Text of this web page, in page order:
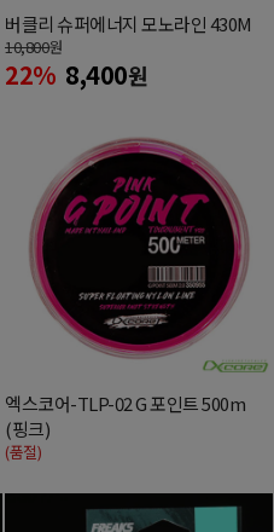
버클리 슈퍼에너지 모노라인 430M
10,800원
22% 8,400원
엑스코어-TLP-02 G 포인트 500m
(핑크)
(품절)